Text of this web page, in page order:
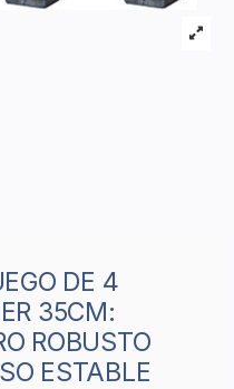
35CM:
ROBUSTO
ESTABLE